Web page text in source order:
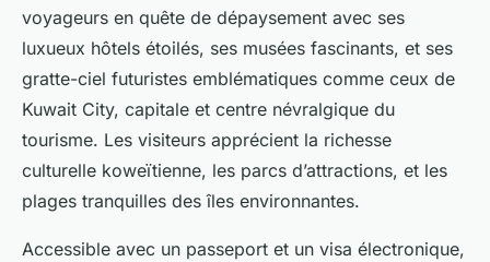
Évan•28 décembre 2024•7 min de lecture
voyageurs en quête de dépaysement avec ses
luxueux hôtels étoilés, ses musées fascinants, et ses
gratte-ciel futuristes emblématiques comme ceux de
Kuwait City, capitale et centre névralgique du
tourisme. Les visiteurs apprécient la richesse
culturelle koweïtienne, les parcs d’attractions, et les
plages tranquilles des îles environnantes.
Accessible avec un passeport et un visa électronique,